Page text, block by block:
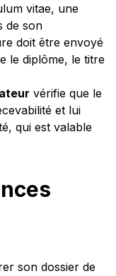
vitae, une
de son
doit être envoyé
le diplôme, le titre
vérifie que le
et lui
qui est valable
son dossier de